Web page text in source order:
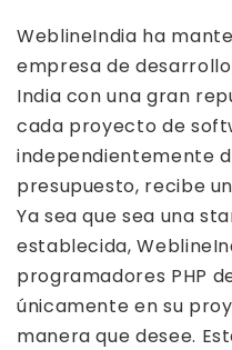
WeblineIndia ha
empresa de desarrollo
India con una gran
cada proyecto de
independientemente
presupuesto, recibe
Ya sea que sea una
establecida,
programadores PHP
únicamente en su
manera que desee.